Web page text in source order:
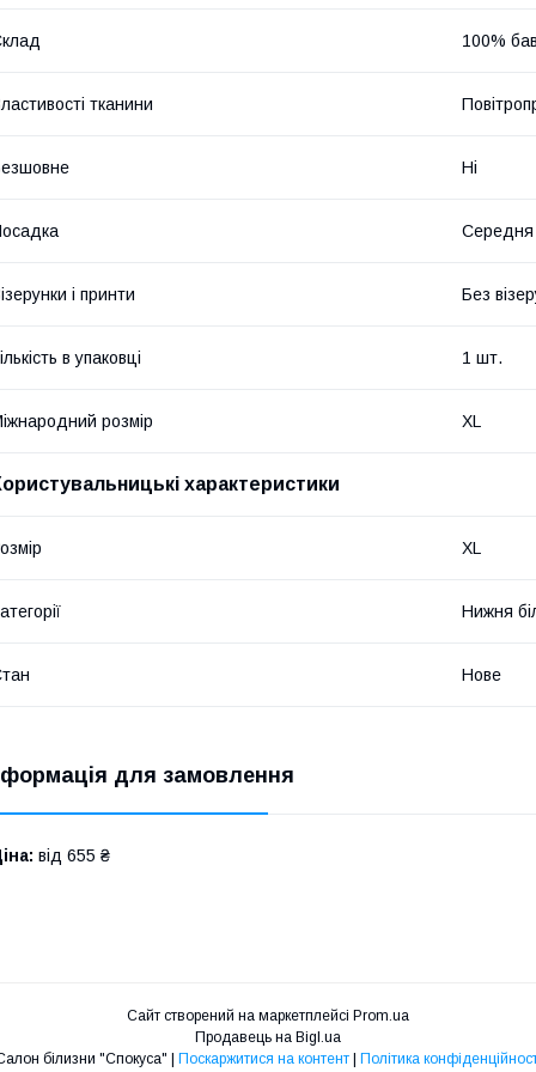
100%
тканини
Ні
Середня
і принти Без
в упаковці 1 шт.
розмір XL
характеристики
XL
Нижня
Нове
для замовлення
від 655 ₴
Сайт створений на маркетплейсі Prom.ua
Продавець на Bigl.ua
Поскаржитися на контент Політика